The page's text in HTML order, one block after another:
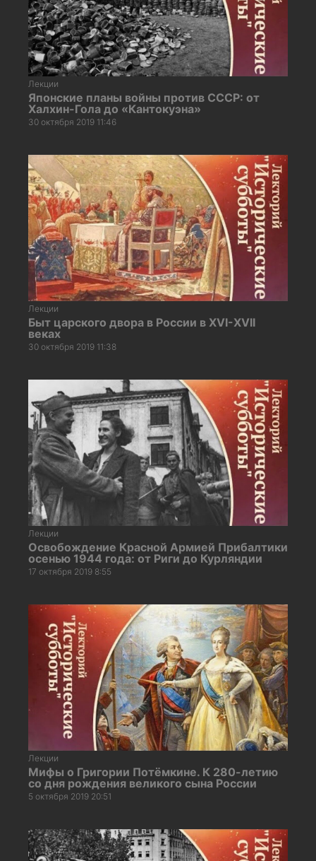
Лекции
Японские планы войны против СССР: от
Халхин-Гола до «Кантокуэна»
30 октября 2019 11:46
Лекции
Быт царского двора в России в ХVI-ХVII
веках
30 октября 2019 11:38
Лекции
Освобождение Красной Армией Прибалтики
осенью 1944 года: от Риги до Курляндии
17 октября 2019 8:55
Лекции
Мифы о Григории Потёмкине. К 280-летию
со дня рождения великого сына России
5 октября 2019 20:51